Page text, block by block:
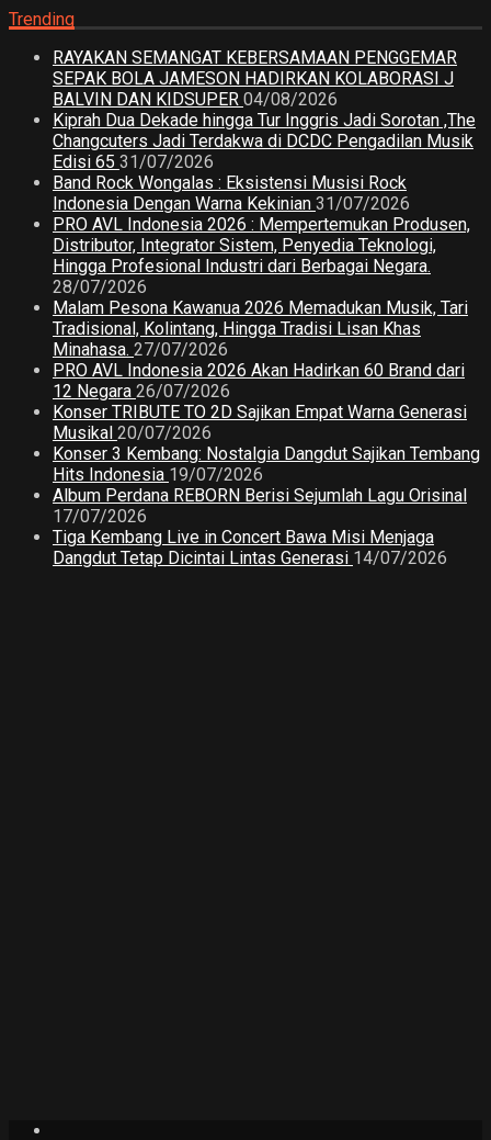
Trending
RAYAKAN SEMANGAT KEBERSAMAAN PENGGEMAR
SEPAK BOLA JAMESON HADIRKAN KOLABORASI J
BALVIN DAN KIDSUPER 04/08/2026
Kiprah Dua Dekade hingga Tur Inggris Jadi Sorotan ,The
Changcuters Jadi Terdakwa di DCDC Pengadilan Musik
Edisi 65 31/07/2026
Band Rock Wongalas : Eksistensi Musisi Rock
Indonesia Dengan Warna Kekinian 31/07/2026
PRO AVL Indonesia 2026 : Mempertemukan Produsen,
Distributor, Integrator Sistem, Penyedia Teknologi,
Hingga Profesional Industri dari Berbagai Negara.
28/07/2026
Malam Pesona Kawanua 2026 Memadukan Musik, Tari
Tradisional, Kolintang, Hingga Tradisi Lisan Khas
Minahasa. 27/07/2026
PRO AVL Indonesia 2026 Akan Hadirkan 60 Brand dari
12 Negara 26/07/2026
Konser TRIBUTE TO 2D Sajikan Empat Warna Generasi
Musikal 20/07/2026
Konser 3 Kembang: Nostalgia Dangdut Sajikan Tembang
Hits Indonesia 19/07/2026
Album Perdana REBORN Berisi Sejumlah Lagu Orisinal
17/07/2026
Tiga Kembang Live in Concert Bawa Misi Menjaga
Dangdut Tetap Dicintai Lintas Generasi 14/07/2026